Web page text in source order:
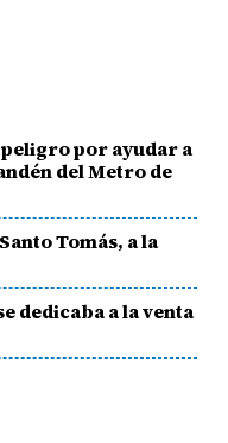
por ayudar a
del Metro de
Tomás, a la
dedicaba a la venta